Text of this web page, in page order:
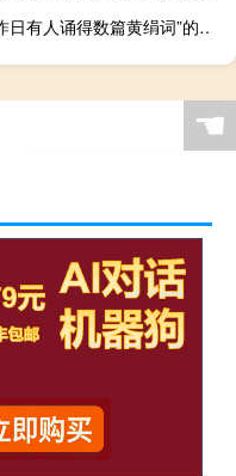
“昨日有人诵得数篇黄绢词”的出处是哪里
☚